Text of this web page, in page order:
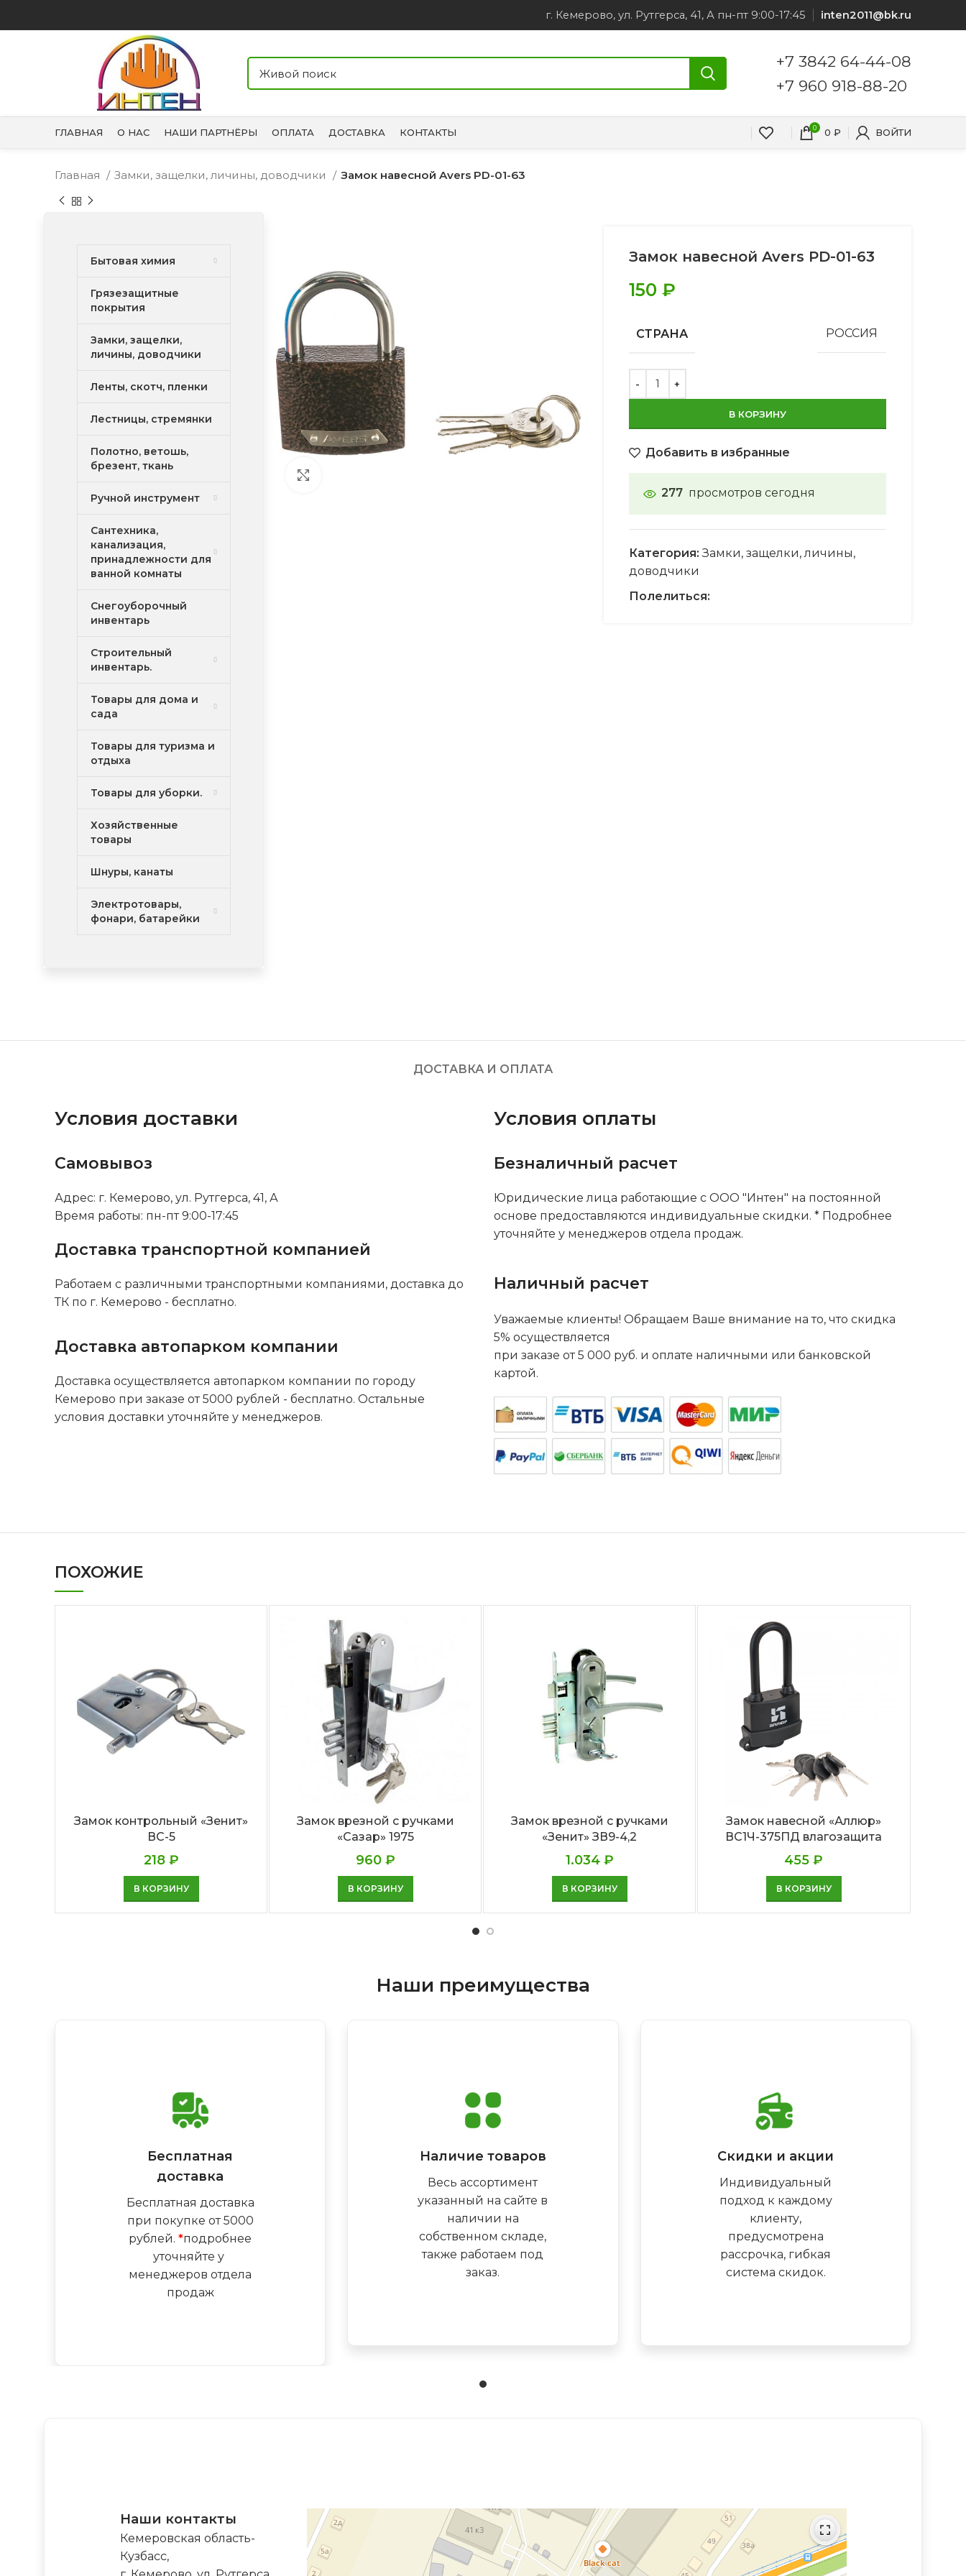
г. Кемерово, ул. Рутгерса, 41, А пн-пт 9:00-17:45 inten2011@bk.ru
+7 3842 64-44-08
+7 960 918-88-20
ГЛАВНАЯ О НАС НАШИ ПАРТНЁРЫ ОПЛАТА ДОСТАВКА КОНТАКТЫ 0 0 ₽ ВОЙТИ
Главная Замки, защелки, личины, доводчики Замок навесной Avers PD-01-63
Замок навесной Avers PD-01-63
150 ₽
СТРАНА РОССИЯ
В КОРЗИНУ
Добавить в избранные
277 просмотров сегодня
Категория: Замки, защелки, личины,
доводчики
Полелиться:
Бытовая химия
Грязезащитные
покрытия
Замки, защелки,
личины, доводчики
Ленты, скотч, пленки
Лестницы, стремянки
Полотно, ветошь,
брезент, ткань
Ручной инструмент
Сантехника,
канализация,
принадлежности для
ванной комнаты
Снегоуборочный
инвентарь
Строительный
инвентарь.
Товары для дома и
сада
Товары для туризма и
отдыха
Товары для уборки.
Хозяйственные
товары
Шнуры, канаты
Электротовары,
фонари, батарейки
ДОСТАВКА И ОПЛАТА
Условия доставки
Самовывоз
Адрес: г. Кемерово, ул. Рутгерса, 41, А
Время работы: пн-пт 9:00-17:45
Доставка транспортной компанией
Работаем с различными транспортными компаниями, доставка до
ТК по г. Кемерово - бесплатно.
Доставка автопарком компании
Доставка осуществляется автопарком компании по городу
Кемерово при заказе от 5000 рублей - бесплатно. Остальные
условия доставки уточняйте у менеджеров.
Условия оплаты
Безналичный расчет
Юридические лица работающие с ООО "Интен" на постоянной
основе предоставляются индивидуальные скидки. * Подробнее
уточняйте у менеджеров отдела продаж.
Наличный расчет
Уважаемые клиенты! Обращаем Ваше внимание на то, что скидка
5% осуществляется
при заказе от 5 000 руб. и оплате наличными или банковской
картой.
ПОХОЖИЕ
Замок контрольный «Зенит»
ВС-5
218 ₽
В КОРЗИНУ
Замок врезной с ручками
«Сазар» 1975
960 ₽
В КОРЗИНУ
Замок врезной с ручками
«Зенит» ЗВ9-4,2
1.034 ₽
В КОРЗИНУ
Замок навесной «Аллюр»
ВС1Ч-375ПД влагозащита
455₽
В КОРЗИНУ
Наши преимущества
Бесплатная
доставка
Бесплатная доставка
при покупке от 5000
рублей.*подробнее
уточняйте у
менеджеров отдела
продаж
Наличие товаров
Весь ассортимент
указанный на сайте в
наличии на
собственном складе,
также работаем под
заказ.
Скидки и акции
Индивидуальный
подход к каждому
клиенту,
предусмотрена
рассрочка, гибкая
система скидок.
Наши контакты
Кемеровская область-
Кузбасс,